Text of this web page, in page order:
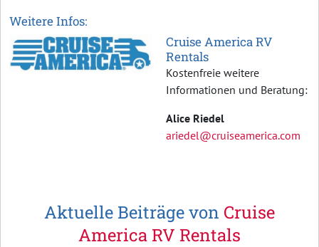
Weitere Infos:
Cruise America RV
Rentals
Kostenfreie weitere
Informationen und Beratung:
Alice Riedel
ariedel@cruiseamerica.com
Aktuelle Beiträge von Cruise
America RV Rentals